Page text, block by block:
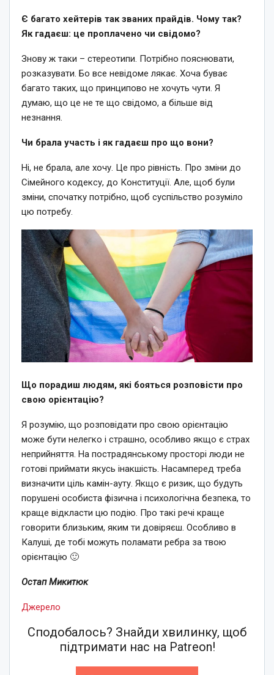
Є багато хейтерів так званих прайдів. Чому так?
Як гадаєш: це проплачено чи свідомо?
Знову ж таки – стереотипи. Потрібно пояснювати,
розказувати. Бо все невідоме лякає. Хоча буває
багато таких, що принципово не хочуть чути. Я
думаю, що це не те що свідомо, а більше від
незнання.
Чи брала участь і як гадаєш про що вони?
Ні, не брала, але хочу. Це про рівність. Про зміни до
Сімейного кодексу, до Конституції. Але, щоб були
зміни, спочатку потрібно, щоб суспільство розуміло
цю потребу.
Що порадиш людям, які бояться розповісти про
свою орієнтацію?
Я розумію, що розповідати про свою орієнтацію
може бути нелегко і страшно, особливо якщо є страх
неприйняття. На пострадянському просторі люди не
готові приймати якусь інакшість. Насамперед треба
визначити ціль камін-ауту. Якщо є ризик, що будуть
порушені особиста фізична і психологічна безпека, то
краще відкласти цю подію. Про такі речі краще
говорити близьким, яким ти довіряєш. Особливо в
Калуші, де тобі можуть поламати ребра за твою
орієнтацію 🙂
Остап Микитюк
Джерело
Сподобалось? Знайди хвилинку, щоб
підтримати нас на Patreon!